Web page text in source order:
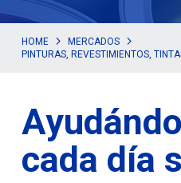
HOME
MERCADOS
PINTURAS, REVESTIMIENTOS,
cada día